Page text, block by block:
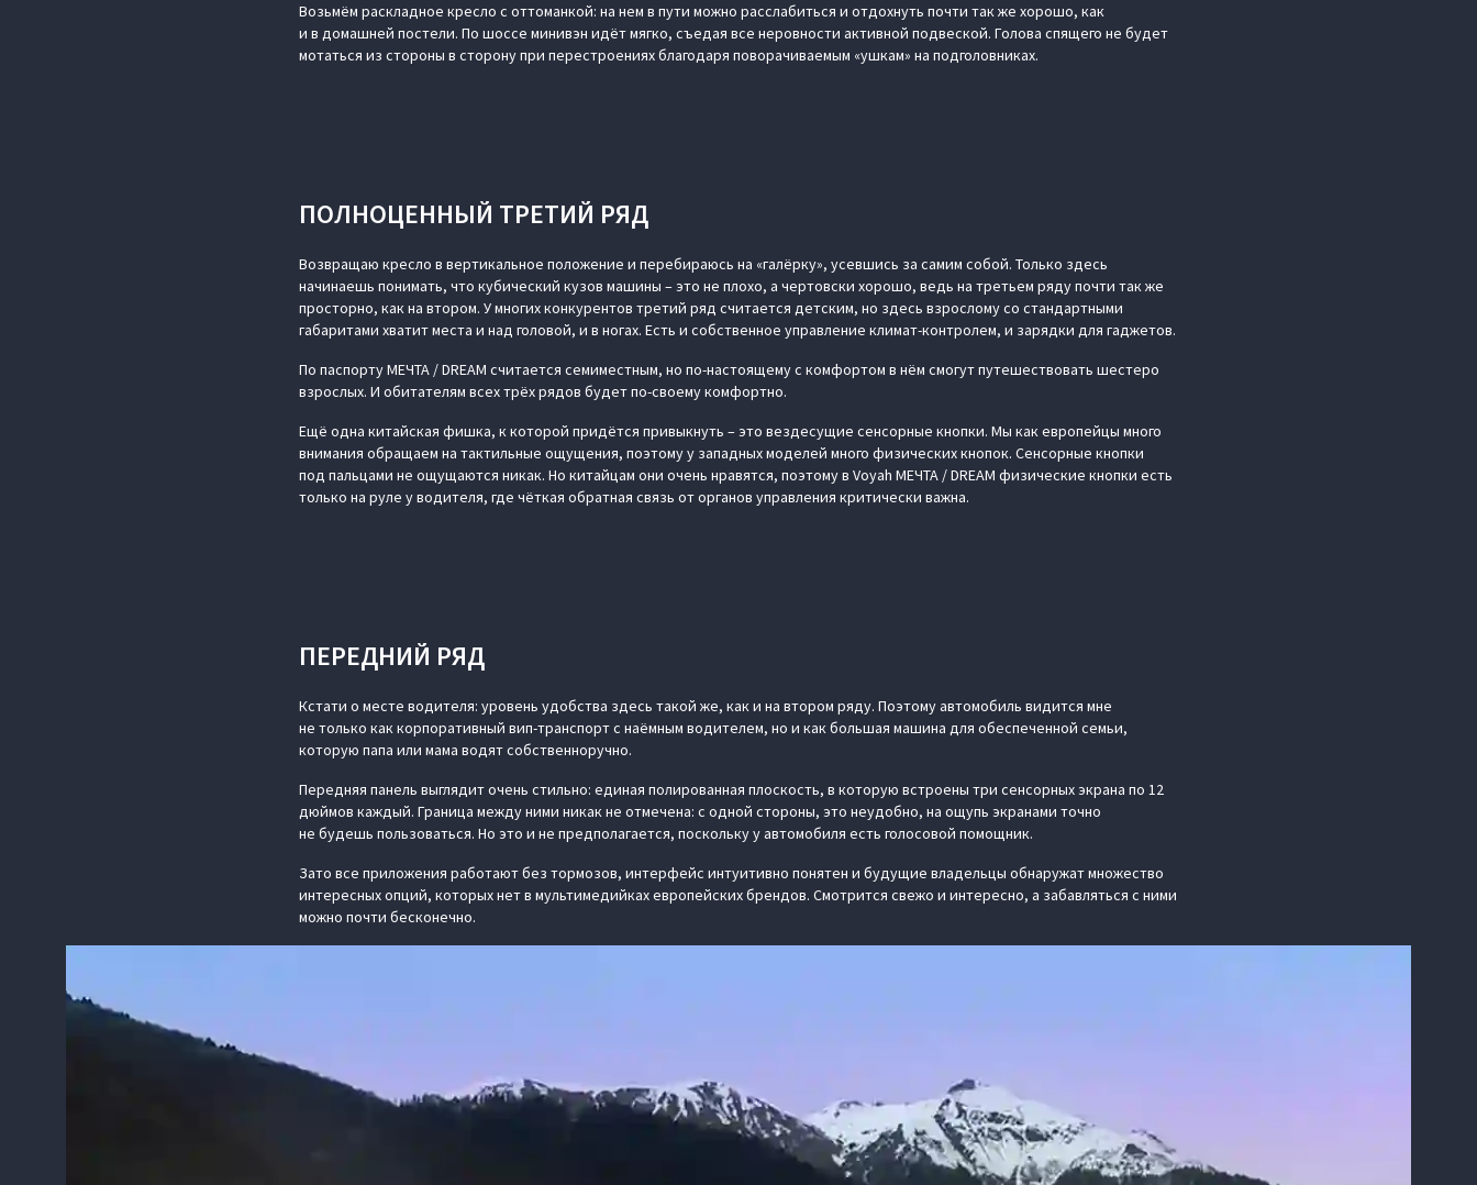
Возьмём раскладное кресло с оттоманкой: на нем в пути можно расслабиться и отдохнуть почти так же хорошо, как
и в домашней постели. По шоссе минивэн идёт мягко, съедая все неровности активной подвеской. Голова спящего не будет
мотаться из стороны в сторону при перестроениях благодаря поворачиваемым «ушкам» на подголовниках.
ПОЛНОЦЕННЫЙ ТРЕТИЙ РЯД
Возвращаю кресло в вертикальное положение и перебираюсь на «галёрку», усевшись за самим собой. Только здесь
начинаешь понимать, что кубический кузов машины – это не плохо, а чертовски хорошо, ведь на третьем ряду почти так же
просторно, как на втором. У многих конкурентов третий ряд считается детским, но здесь взрослому со стандартными
габаритами хватит места и над головой, и в ногах. Есть и собственное управление климат-контролем, и зарядки для гаджетов.
По паспорту МЕЧТА / DREAM считается семиместным, но по-настоящему с комфортом в нём смогут путешествовать шестеро
взрослых. И обитателям всех трёх рядов будет по-своему комфортно.
Ещё одна китайская фишка, к которой придётся привыкнуть – это вездесущие сенсорные кнопки. Мы как европейцы много
внимания обращаем на тактильные ощущения, поэтому у западных моделей много физических кнопок. Сенсорные кнопки
под пальцами не ощущаются никак. Но китайцам они очень нравятся, поэтому в Voyah МЕЧТА / DREAM физические кнопки есть
только на руле у водителя, где чёткая обратная связь от органов управления критически важна.
ПЕРЕДНИЙ РЯД
Кстати о месте водителя: уровень удобства здесь такой же, как и на втором ряду. Поэтому автомобиль видится мне
не только как корпоративный вип-транспорт с наёмным водителем, но и как большая машина для обеспеченной семьи,
которую папа или мама водят собственноручно.
Передняя панель выглядит очень стильно: единая полированная плоскость, в которую встроены три сенсорных экрана по 12
дюймов каждый. Граница между ними никак не отмечена: с одной стороны, это неудобно, на ощупь экранами точно
не будешь пользоваться. Но это и не предполагается, поскольку у автомобиля есть голосовой помощник.
Зато все приложения работают без тормозов, интерфейс интуитивно понятен и будущие владельцы обнаружат множество
интересных опций, которых нет в мультимедийках европейских брендов. Смотрится свежо и интересно, а забавляться с ними
можно почти бесконечно.